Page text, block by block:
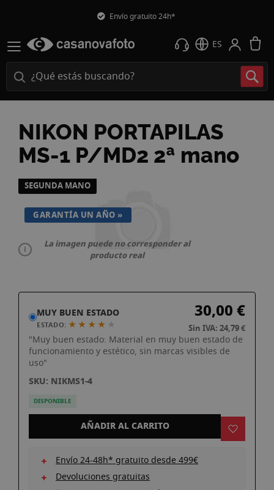
Envío gratuito 24h*
ES
NIKON PORTAPILAS
MS-1 P/MD2 2ª mano
Saltar
al
final
de
galería
SEGUNDA MANO
GARANTÍA UN AÑO
La imagen puede no corresponder al
producto real
Saltar
comienzo
galería
imágenes
MUY BUEN ESTADO
ESTADO: ★ ★ ★ ★ ★
30,00 €
Sin IVA: 24,79 €
"Muy buen estado: Material en muy buen estado de
funcionamiento y estético, sin marcas visibles de
uso"
SKU: NIKMS1-4
DISPONIBLE
AÑADIR AL CARRITO
Envío 24-48h* gratuito desde 499€
Devoluciones gratuitas